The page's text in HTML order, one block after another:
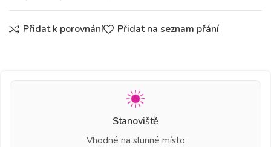
Přidat k porovnání Přidat na seznam přání
Stanoviště
Vhodné na slunné místo